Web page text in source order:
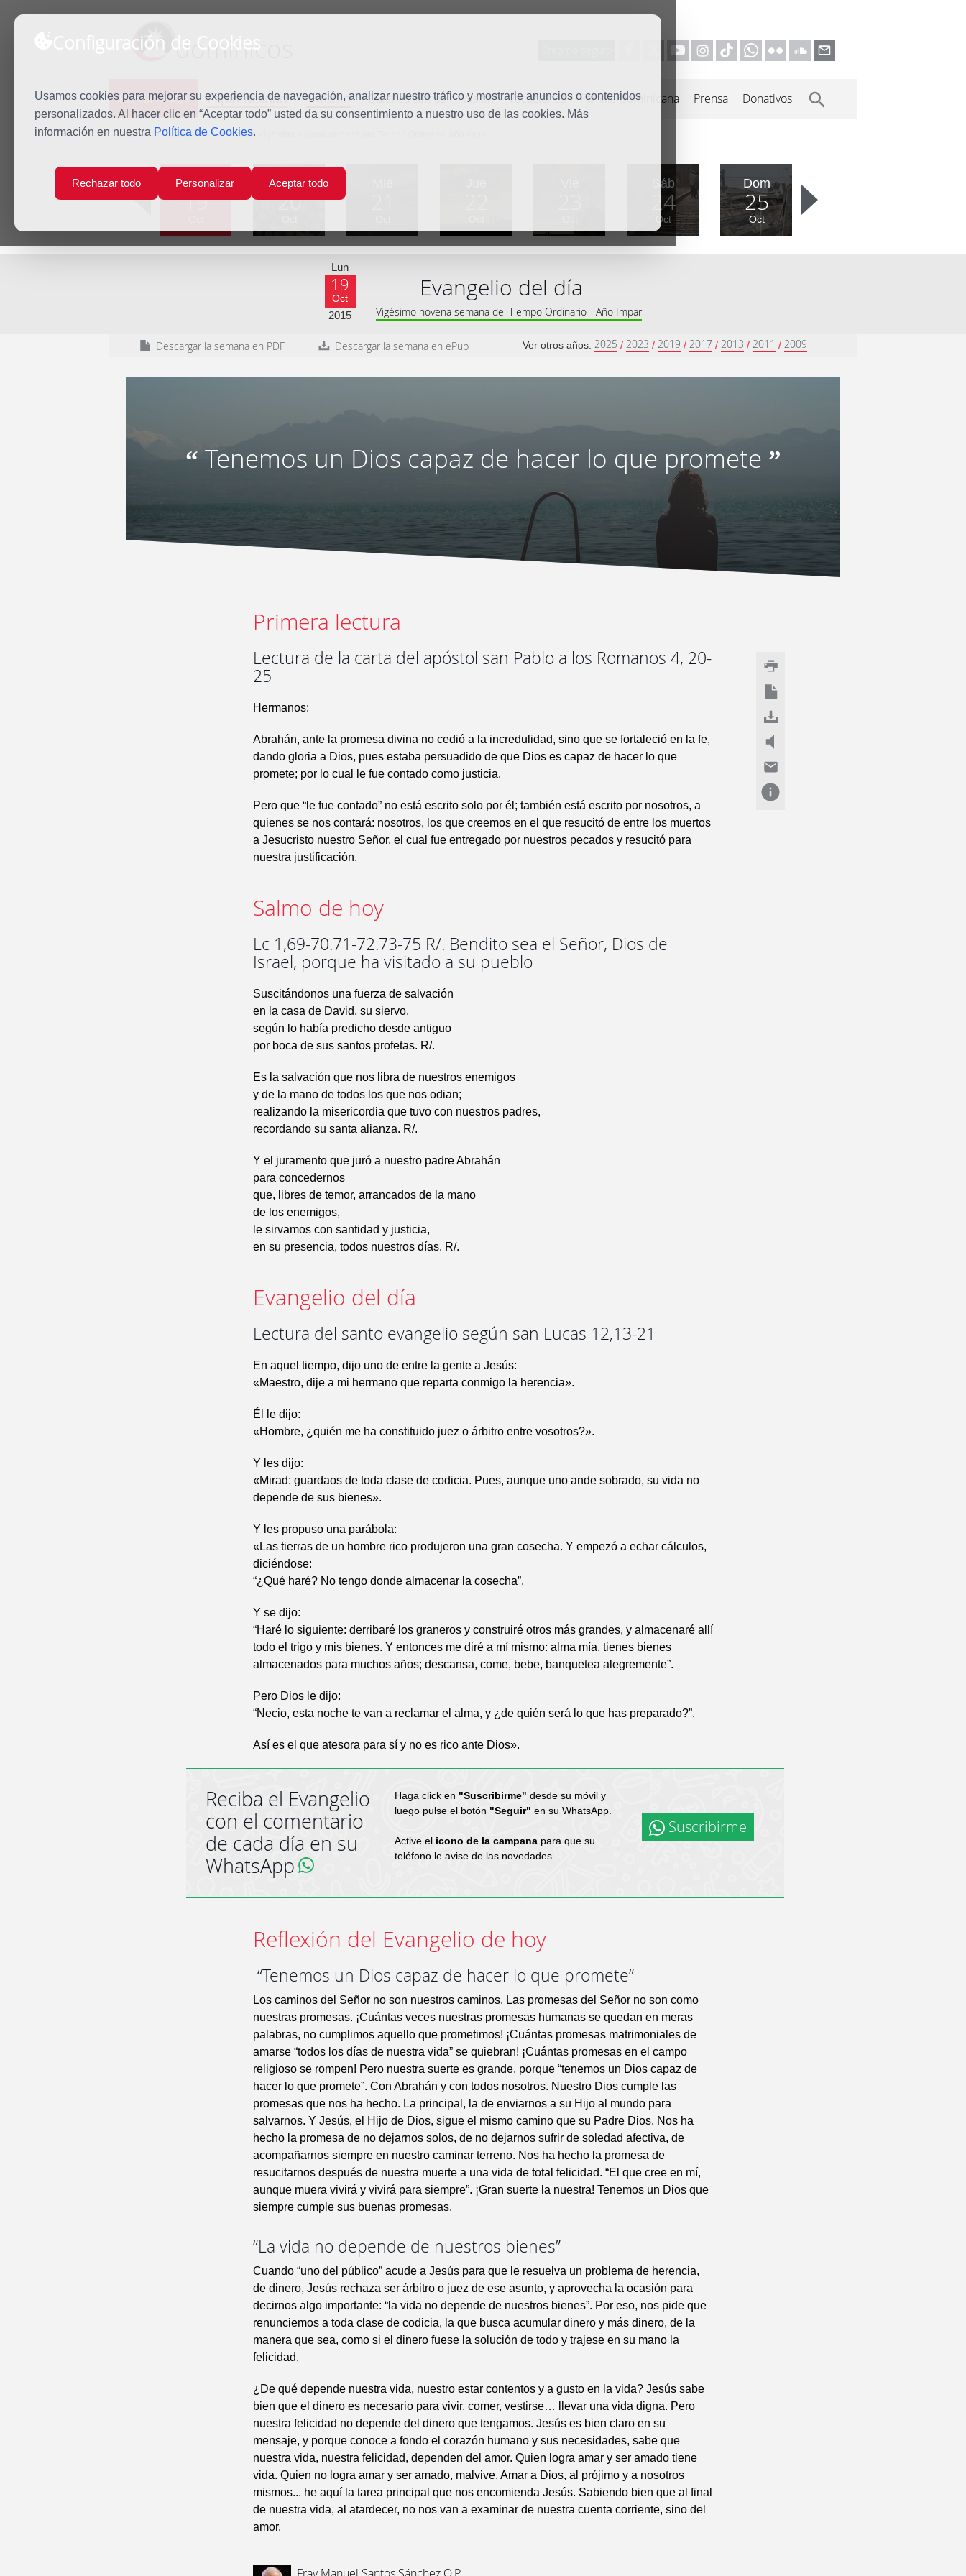
Configuración de Cookies
Usamos cookies para mejorar su experiencia de navegación, analizar nuestro tráfico y mostrarle anuncios o contenidos
personalizados. Al hacer clic en “Aceptar todo” usted da su consentimiento a nuestro uso de las cookies. Más
información en nuestra Política de Cookies.
Rechazar todo Personalizar Aceptar todo
dominicos
Predicación Espiritualidad Estudio Quiénes somos Misión Vocaciones Familia Dominicana Prensa Donativos
Inicio Predicación Lunes de la Vigésimo novena semana del Tiempo Ordinario, Año impar
Lun
19
Mar
20
Sáb
24
Oct
Dom
25
Oct
Lun
19
Oct
2015
Evangelio del día
Vigésimo novena semana del Tiempo Ordinario - Año Impar
Descargar la semana en PDF Descargar la semana en ePub Ver otros años: 2025 / 2023 / 2019 / 2017 / 2013 / 2011 / 2009
“Tenemos un Dios capaz de hacer lo que promete ”
Primera lectura
Lectura de la carta del apóstol san Pablo a los Romanos 4, 20-
25
Hermanos:
Abrahán, ante la promesa divina no cedió a la incredulidad, sino que se fortaleció en la fe,
dando gloria a Dios, pues estaba persuadido de que Dios es capaz de hacer lo que
promete; por lo cual le fue contado como justicia.
Pero que “le fue contado” no está escrito solo por él; también está escrito por nosotros, a
quienes se nos contará: nosotros, los que creemos en el que resucitó de entre los muertos
a Jesucristo nuestro Señor, el cual fue entregado por nuestros pecados y resucitó para
nuestra justificación.
Salmo de hoy
Lc 1,69-70.71-72.73-75 R/. Bendito sea el Señor, Dios de
Israel, porque ha visitado a su pueblo
Suscitándonos una fuerza de salvación
en la casa de David, su siervo,
según lo había predicho desde antiguo
por boca de sus santos profetas. R/.
Es la salvación que nos libra de nuestros enemigos
y de la mano de todos los que nos odian;
realizando la misericordia que tuvo con nuestros padres,
recordando su santa alianza. R/.
Y el juramento que juró a nuestro padre Abrahán
para concedernos
que, libres de temor, arrancados de la mano
de los enemigos,
le sirvamos con santidad y justicia,
en su presencia, todos nuestros días. R/.
Evangelio del día
Lectura del santo evangelio según san Lucas 12,13-21
En aquel tiempo, dijo uno de entre la gente a Jesús:
«Maestro, dije a mi hermano que reparta conmigo la herencia».
Él le dijo:
«Hombre, ¿quién me ha constituido juez o árbitro entre vosotros?».
Y les dijo:
«Mirad: guardaos de toda clase de codicia. Pues, aunque uno ande sobrado, su vida no
depende de sus bienes».
Y les propuso una parábola:
«Las tierras de un hombre rico produjeron una gran cosecha. Y empezó a echar cálculos,
diciéndose:
“¿Qué haré? No tengo donde almacenar la cosecha”.
Y se dijo:
“Haré lo siguiente: derribaré los graneros y construiré otros más grandes, y almacenaré allí
todo el trigo y mis bienes. Y entonces me diré a mí mismo: alma mía, tienes bienes
almacenados para muchos años; descansa, come, bebe, banquetea alegremente”.
Pero Dios le dijo:
“Necio, esta noche te van a reclamar el alma, y ¿de quién será lo que has preparado?”.
Así es el que atesora para sí y no es rico ante Dios».
Reciba el Evangelio
con el comentario
de cada día en su
WhatsApp
Haga click en "Suscribirme" desde su móvil y
luego pulse el botón "Seguir" en su WhatsApp.
Active el icono de la campanapara que su
teléfono le avise de las novedades.
Suscribirme
Reflexión del Evangelio de hoy
“Tenemos un Dios capaz de hacer lo que promete”
Los caminos del Señor no son nuestros caminos. Las promesas del Señor no son como
nuestras promesas. ¡Cuántas veces nuestras promesas humanas se quedan en meras
palabras, no cumplimos aquello que prometimos! ¡Cuántas promesas matrimoniales de
amarse “todos los días de nuestra vida” se quiebran! ¡Cuántas promesas en el campo
religioso se rompen! Pero nuestra suerte es grande, porque “tenemos un Dios capaz de
hacer lo que promete”. Con Abrahán y con todos nosotros. Nuestro Dios cumple las
promesas que nos ha hecho. La principal, la de enviarnos a su Hijo al mundo para
salvarnos. Y Jesús, el Hijo de Dios, sigue el mismo camino que su Padre Dios. Nos ha
hecho la promesa de no dejarnos solos, de no dejarnos sufrir de soledad afectiva, de
acompañarnos siempre en nuestro caminar terreno. Nos ha hecho la promesa de
resucitarnos después de nuestra muerte a una vida de total felicidad. “El que cree en mí,
aunque muera vivirá y vivirá para siempre”. ¡Gran suerte la nuestra! Tenemos un Dios que
siempre cumple sus buenas promesas.
“La vida no depende de nuestros bienes”
Cuando “uno del público” acude a Jesús para que le resuelva un problema de herencia,
de dinero, Jesús rechaza ser árbitro o juez de ese asunto, y aprovecha la ocasión para
decirnos algo importante: “la vida no depende de nuestros bienes”. Por eso, nos pide que
renunciemos a toda clase de codicia, la que busca acumular dinero y más dinero, de la
manera que sea, como si el dinero fuese la solución de todo y trajese en su mano la
felicidad.
¿De qué depende nuestra vida, nuestro estar contentos y a gusto en la vida? Jesús sabe
bien que el dinero es necesario para vivir, comer, vestirse… llevar una vida digna. Pero
nuestra felicidad no depende del dinero que tengamos. Jesús es bien claro en su
mensaje, y porque conoce a fondo el corazón humano y sus necesidades, sabe que
nuestra vida, nuestra felicidad, dependen del amor. Quien logra amar y ser amado tiene
vida. Quien no logra amar y ser amado, malvive. Amar a Dios, al prójimo y a nosotros
mismos... he aquí la tarea principal que nos encomienda Jesús. Sabiendo bien que al final
de nuestra vida, al atardecer, no nos van a examinar de nuestra cuenta corriente, sino del
amor.